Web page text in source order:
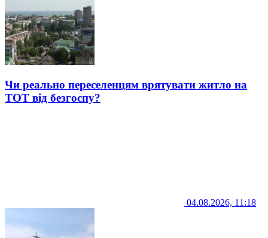
Чи реально переселенцям врятувати житло на
ТОТ від безгоспу?
04.08.2026, 11:18